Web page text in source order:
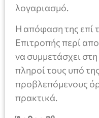
λογαριασμό.
Η απόφαση της επί
Επιτροπής περί
να συμμετάσχει
πληροί τους υπό
προβλεπόμενους
πρακτικά.
ο